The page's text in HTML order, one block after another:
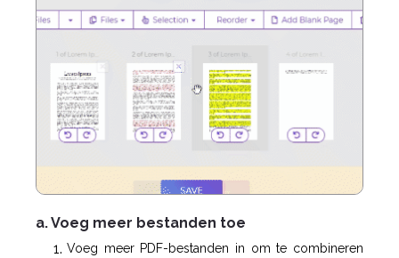
a. Voeg meer bestanden toe
Voeg meer PDF-bestanden in om te combineren